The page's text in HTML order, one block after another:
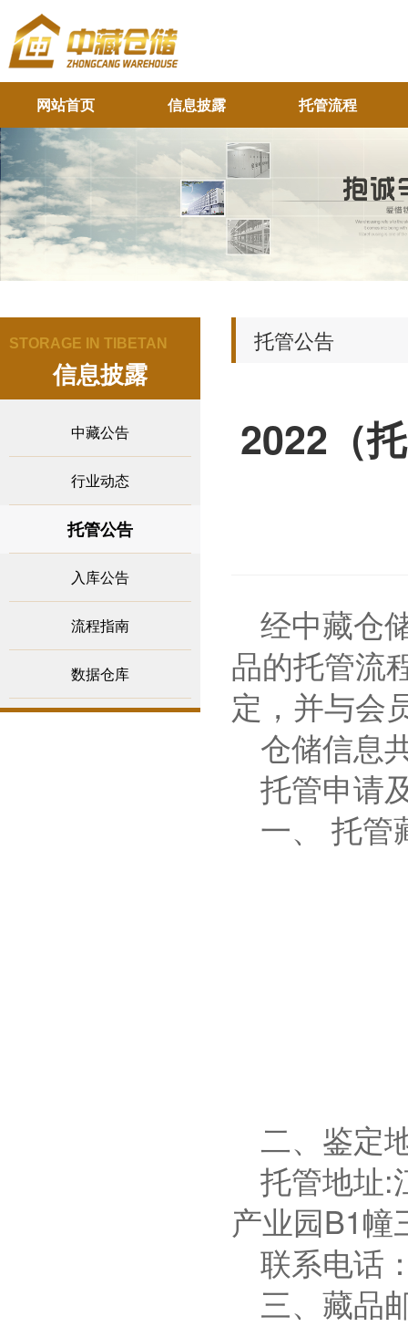
网站首页 信息披露 托管流程
STORAGE IN TIBETAN
信息披露
中藏公告
行业动态
托管公告
入库公告
流程指南
数据仓库
托管公告
2022（
经中藏仓
品的托管流
定，并与会
仓储信息
托管申请
一、
托管
二、鉴定
托管地址:
产业园B1幢
联系电话
三、藏品